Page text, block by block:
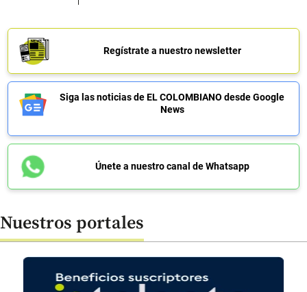
Regístrate a nuestro newsletter
Siga las noticias de EL COLOMBIANO desde Google
News
Únete a nuestro canal de Whatsapp
Nuestros portales